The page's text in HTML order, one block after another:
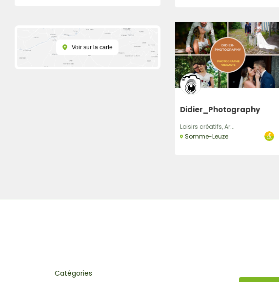
Voir sur la carte
Didier_Photography
Loisirs créatifs, Ar...
Somme-Leuze
Catégories